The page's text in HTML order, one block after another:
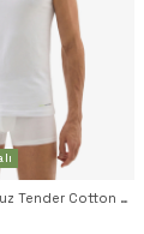
Erkek Tshirt - Kolsuz Tender Cotton 9234 - Beyaz